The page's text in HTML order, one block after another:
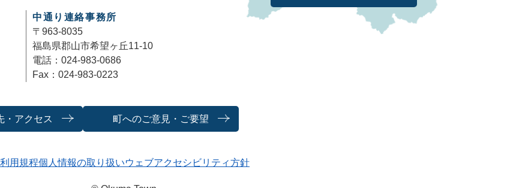
中通り連絡事務所
〒963-8035
福島県郡山市希望ヶ丘11-10
電話：024-983-0686
Fax：024-983-0223
・アクセス 町へのご意見・ご要望
利用規程個人情報の取り扱いウェブアクセシビリティ方針